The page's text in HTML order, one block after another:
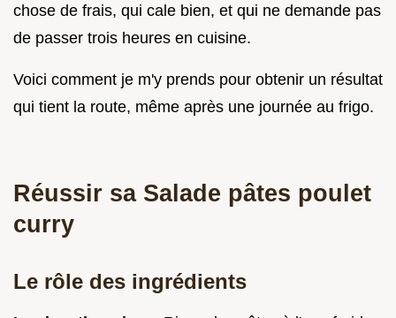
chose de frais, qui cale bien, et qui ne demande pas
de passer trois heures en cuisine.
Voici comment je m'y prends pour obtenir un résultat
qui tient la route, même après une journée au frigo.
Réussir sa Salade pâtes poulet
curry
Le rôle des ingrédients